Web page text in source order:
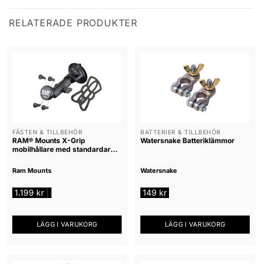
RELATERADE PRODUKTER
FÄSTEN & TILLBEHÖR
RAM® Mounts X-Grip
mobilhållare med standardarm
Ram Mounts
1.199 kr
LÄGG I VARUKORG
BATTERIER & TILLBEHÖR
Watersnake Batteriklämmor
Watersnake
149 kr
LÄGG I VARUKORG